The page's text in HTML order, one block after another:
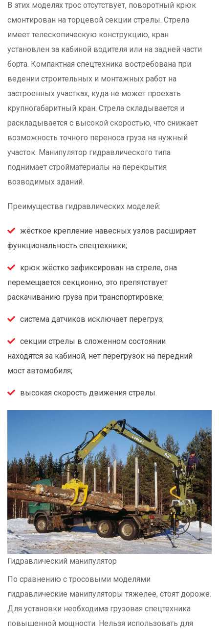
В этих моделях трос отсутствует, поворотный крюк
смонтирован на торцевой секции стрелы. Стрела
имеет телескопическую конструкцию, кран
установлен за кабиной водителя или на задней части
борта. Компактная спецтехника востребована при
ведении строительных и монтажных работ на
застроенных участках, куда не может проехать
крупногабаритный кран. Стрела складывается и
раскладывается с высокой скоростью, что снижает
возможность точного переноса груза на нужный
участок. Манипулятор гидравлического типа
поднимает стройматериалы на перекрытия
возводимых зданий.
Преимущества гидравлических моделей:
жёсткое крепление навесных узлов расширяет
функциональность спецтехники;
крюк жёстко зафиксирован на стреле, она
перемещается секционно, это препятствует
раскачиванию груза при транспортировке;
система датчиков исключает перегруз;
секции стрелы в сложенном состоянии
находятся за кабиной, нет перегрузок на передний
мост автомобиля;
высокая скорость движения стрелы.
Гидравлический манипулятор
По сравнению с тросовыми моделями
гидравлические манипуляторы тяжелее, стоят дороже.
Для установки необходима грузовая спецтехника
повышенной мощности. Нельзя использовать для